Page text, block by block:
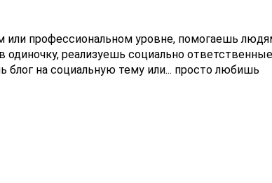
профессиональном уровне, помогаешь
одиночку, реализуешь социально ответственные
на социальную тему или... просто любишь